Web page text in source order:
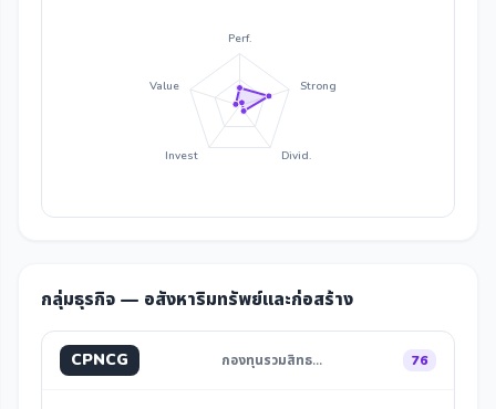
Perf.
Strong
Divid.
Invest
Value
กลุ่มธุรกิจ — อสังหาริมทรัพย์และก่อสร้าง
CPNCG กองทุนรวมสิทธ… 76